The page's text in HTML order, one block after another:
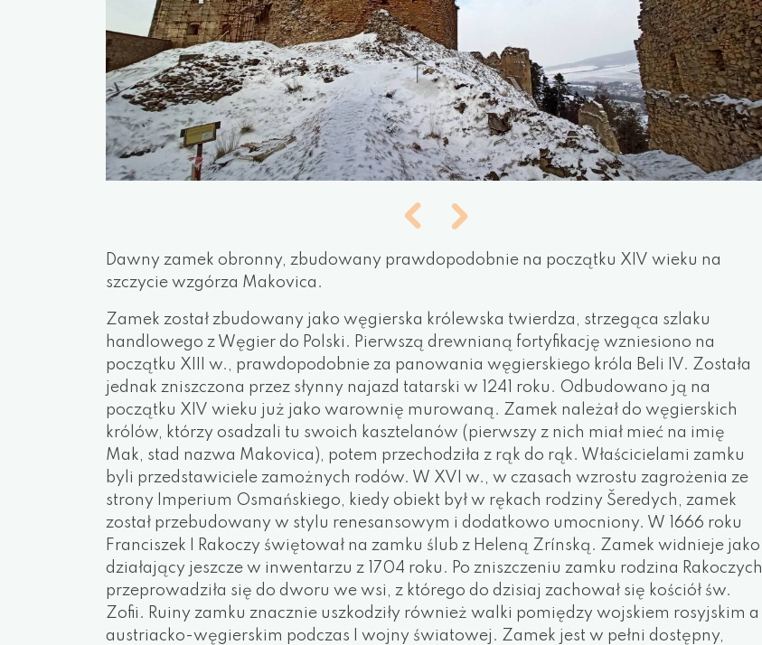
Dawny zamek obronny, zbudowany prawdopodobnie na początku XIV wieku na
szczycie wzgórza Makovica.
Zamek został zbudowany jako węgierska królewska twierdza, strzegąca szlaku
handlowego z Węgier do Polski. Pierwszą drewnianą fortyfikację wzniesiono na
początku XIII w., prawdopodobnie za panowania węgierskiego króla Beli IV. Została
jednak zniszczona przez słynny najazd tatarski w 1241 roku. Odbudowano ją na
początku XIV wieku już jako warownię murowaną. Zamek należał do węgierskich
królów, którzy osadzali tu swoich kasztelanów (pierwszy z nich miał mieć na imię
Mak, stad nazwa Makovica), potem przechodziła z rąk do rąk. Właścicielami zamku
byli przedstawiciele zamożnych rodów. W XVI w., w czasach wzrostu zagrożenia ze
strony Imperium Osmańskiego, kiedy obiekt był w rękach rodziny Šeredych, zamek
został przebudowany w stylu renesansowym i dodatkowo umocniony. W 1666 roku
Franciszek I Rakoczy świętował na zamku ślub z Heleną Zrínską. Zamek widnieje jako
działający jeszcze w inwentarzu z 1704 roku. Po zniszczeniu zamku rodzina Rakoczych
przeprowadziła się do dworu we wsi, z którego do dzisiaj zachował się kościół św.
Zofii. Ruiny zamku znacznie uszkodziły również walki pomiędzy wojskiem rosyjskim a
austriacko-węgierskim podczas I wojny światowej. Zamek jest w pełni dostępny,